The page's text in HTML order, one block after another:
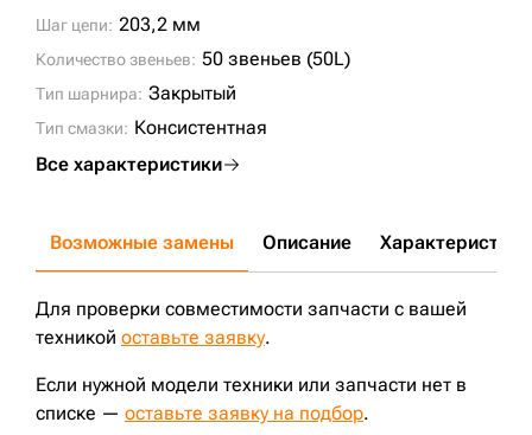
Шаг цепи: 203,2 мм
Количество звеньев: 50 звеньев (50L)
Тип шарнира: Закрытый
Тип смазки: Консистентная
Все характеристики
Возможные замены Описание Характеристики
Для проверки совместимости запчасти с вашей
техникой оставьте заявку.
Если нужной модели техники или запчасти нет в
списке — оставьте заявку на подбор.